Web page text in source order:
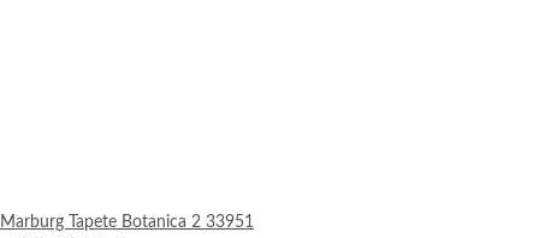
Marburg Tapete Botanica 2 33951